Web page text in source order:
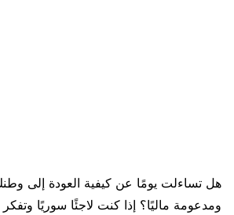
هل تساءلت يومًا عن كيفية العودة إلى
ومدعومة ماليًا؟ إذا كنت لاجئًا سوريًا